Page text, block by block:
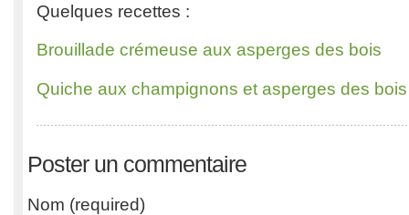
Quelques recettes :
Brouillade crémeuse aux asperges des bois
Quiche aux champignons et asperges des bois
Poster un commentaire
Nom (required)